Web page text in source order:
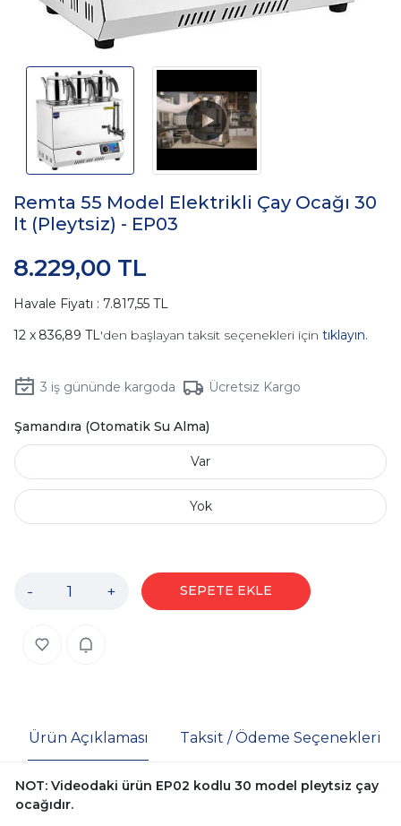
Remta 55 Model Elektrikli Çay Ocağı 30
lt (Pleytsiz) - EP03
8.229,00 TL
Havale Fiyatı : 7.817,55 TL
836,89 TL'den başlayan taksit seçenekleri için tıklayın.
3 iş gününde kargoda Ücretsiz Kargo
Şamandıra (Otomatik Su Alma)
Var
Yok
- + SEPETE EKLE
Ürün Açıklaması Taksit / Ödeme Seçenekleri
NOT: Videodaki ürün EP02 kodlu 30 model pleytsiz çay
ocağıdır.